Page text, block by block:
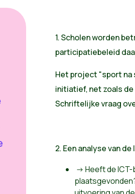
1. Scholen worden
participatiebeleid
Het project "sport na
initiatief, net zoals
Schriftelijke vraag
2. Een analyse van
-> Heeft de